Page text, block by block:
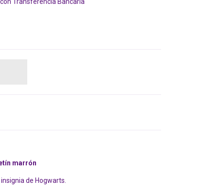
marrón
de Hogwarts.